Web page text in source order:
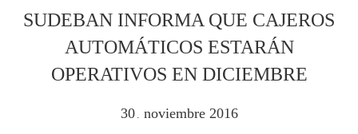
SUDEBAN INFORMA QUE CAJEROS
AUTOMÁTICOS ESTARÁN
OPERATIVOS EN DICIEMBRE
30 . noviembre 2016